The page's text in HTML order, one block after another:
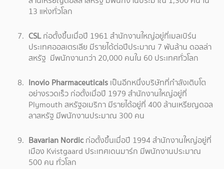
13 แห่งทั่วโลก
CSLก่อตั้งขึ้นเมื่อปี 1961 สำนักงานใหญ่อยู่ที่เมลเบิร์น
ประเทศออสเตรเลีย มีรายได้ต่อปีประมาณ 7 พันล้าน ดอลล่า
สหรัฐ มีพนักงานกว่า 20,000 คนใน 60 ประเทศทั่วโลก
Inovio Pharmaceuticals เป็นอีกหนึ่งบริษัทที่กำลังเติบโต
อย่างรวดเร็ว ก่อตั้งเมื่อปี 1979 สำนักงานใหญ่อยู่ที่
Plymouth สหรัฐอเมริกา มีรายได้อยู่ที่ 400 ล้านเหรียญดอล
ลาสหรัฐ มีพนักงานประมาณ 300 คน
Bavarian Nordicก่อตั้งขึ้นเมื่อปี 1994 สำนักงานใหญ่อยู่ที่
เมือง Kvistgaard ประเทศเดนมาร์ก มีพนักงานประมาณ
500 คน ทั่วโลก